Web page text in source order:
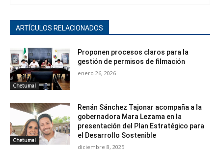
ARTÍCULOS RELACIONADOS
Chetumal
Proponen procesos claros para la
gestión de permisos de filmación
enero 26, 2026
Chetumal
Renán Sánchez Tajonar acompaña a la
gobernadora Mara Lezama en la
presentación del Plan Estratégico para
el Desarrollo Sostenible
diciembre 8, 2025